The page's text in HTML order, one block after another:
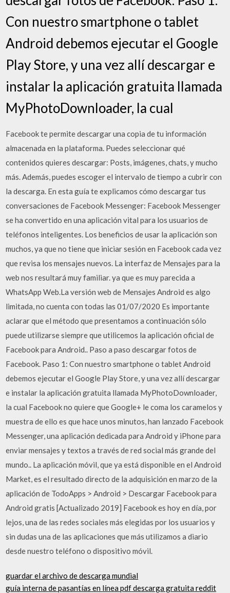
Con nuestro smartphone o tablet
Android debemos ejecutar el Google
Play Store, y una vez allí descargar e
instalar la aplicación gratuita llamada
MyPhotoDownloader, la cual
Facebook te permite descargar una copia de tu información
almacenada en la plataforma. Puedes seleccionar qué
contenidos quieres descargar: Posts, imágenes, chats, y mucho
más. Además, puedes escoger el intervalo de tiempo a cubrir con
la descarga. En esta guía te explicamos cómo descargar tus
conversaciones de Facebook Messenger: Facebook Messenger
se ha convertido en una aplicación vital para los usuarios de
teléfonos inteligentes. Los beneficios de usar la aplicación son
muchos, ya que no tiene que iniciar sesión en Facebook cada vez
que revisa los mensajes nuevos. La interfaz de Mensajes para la
web nos resultará muy familiar. ya que es muy parecida a
WhatsApp Web.La versión web de Mensajes Android es algo
limitada, no cuenta con todas las 01/07/2020 Es importante
aclarar que el método que presentamos a continuación sólo
puede utilizarse siempre que utilicemos la aplicación oficial de
Facebook para Android.. Paso a paso descargar fotos de
Facebook. Paso 1: Con nuestro smartphone o tablet Android
debemos ejecutar el Google Play Store, y una vez allí descargar
e instalar la aplicación gratuita llamada MyPhotoDownloader,
la cual Facebook no quiere que Google+ le coma los caramelos y
muestra de ello es que hace unos minutos, han lanzado Facebook
Messenger, una aplicación dedicada para Android y iPhone para
enviar mensajes y textos a través de red social más grande del
mundo.. La aplicación móvil, que ya está disponible en el Android
Market, es el resultado directo de la adquisición en marzo de la
aplicación de TodoApps > Android > Descargar Facebook para
Android gratis [Actualizado 2019] Facebook es hoy en día, por
lejos, una de las redes sociales más elegidas por los usuarios y
sin dudas una de las aplicaciones que más utilizamos a diario
desde nuestro teléfono o dispositivo móvil.
guardar el archivo de descarga mundial
guía interna de pasantías en línea pdf descarga gratuita reddit